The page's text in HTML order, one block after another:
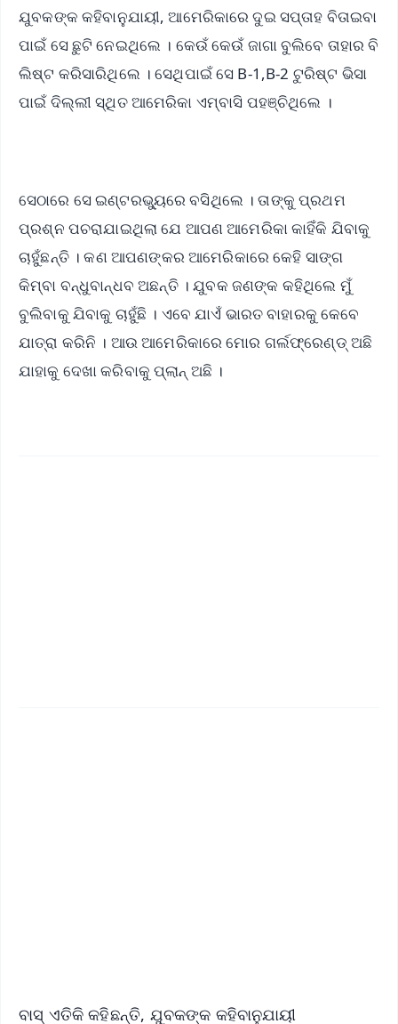
ଯୁବକଙ୍କ କହିବାନୁଯାୟୀ, ଆମେରିକାରେ ଦୁଇ ସପ୍ତାହ ବିତାଇବା
ପାଇଁ ସେ ଛୁଟି ନେଇଥିଲେ । କେଉଁ କେଉଁ ଜାଗା ବୁଲିବେ ତାହାର ବି
ଲିଷ୍ଟ କରିସାରିଥିଲେ । ସେଥିପାଇଁ ସେ B-1,B-2 ଟୁରିଷ୍ଟ ଭିସା
ପାଇଁ ଦିଲ୍ଲୀ ସ୍ଥିତ ଆମେରିକା ଏମ୍ବାସି ପହଞ୍ଚିଥିଲେ ।
ସେଠାରେ ସେ ଇଣ୍ଟରଭ୍ୟୁରେ ବସିଥିଲେ । ତାଙ୍କୁ ପ୍ରଥମ
ପ୍ରଶ୍ନ ପଚରାଯାଇଥିଲା ଯେ ଆପଣ ଆମେରିକା କାହିଁକି ଯିବାକୁ
ଚାହୁଁଛନ୍ତି । କଣ ଆପଣଙ୍କର ଆମେରିକାରେ କେହି ସାଙ୍ଗ
କିମ୍ବା ବନ୍ଧୁବାନ୍ଧବ ଅଛନ୍ତି । ଯୁବକ ଜଣଙ୍କ କହିଥିଲେ ମୁଁ
ବୁଲିବାକୁ ଯିବାକୁ ଚାହୁଁଛି । ଏବେ ଯାଏଁ ଭାରତ ବାହାରକୁ କେବେ
ଯାତ୍ରା କରିନି । ଆଉ ଆମେରିକାରେ ମୋର ଗର୍ଲଫ୍ରେଣ୍ଡ୍ ଅଛି
ଯାହାକୁ ଦେଖା କରିବାକୁ ପ୍ଲାନ୍ ଅଛି ।
ବାସ୍ ଏତିକି କହିଛନ୍ତି, ଯୁବକଙ୍କ କହିବାନୁଯାୟୀ